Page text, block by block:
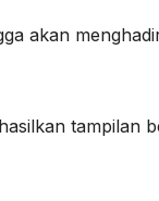
akan
tampilan